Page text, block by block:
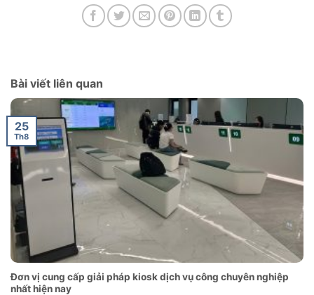
Bài viết liên quan
Đơn vị cung cấp giải pháp kiosk dịch vụ công chuyên nghiệp
nhất hiện nay
25
Th8